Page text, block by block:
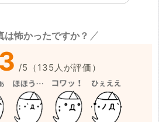
は怖かったですか？
/5 （ 135 人が評価）